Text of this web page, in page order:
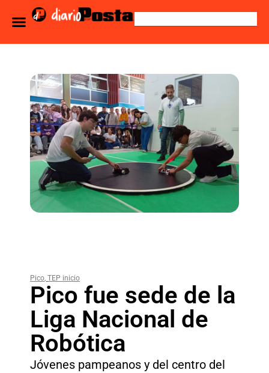
Pico, TEP inicio
Pico fue sede de la
Liga Nacional de
Robótica
Jóvenes pampeanos y del centro del